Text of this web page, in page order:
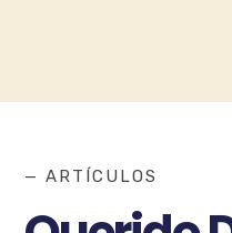
— ARTÍCULOS